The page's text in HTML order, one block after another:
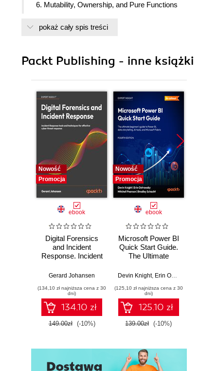
6. Mutability, Ownership, and Pure Functions
8. Implementing Concurrency
pokaż cały spis treści
Packt Publishing - inne książki
Nowość
Promocja
ebook
Digital Forensics
and Incident
Response. Incident
and techniques for
threat response -
Fourth Edition
Gerard Johansen
(134,10 zł najniższa cena z 30
dni)
134.10 zł
149.00zł (-10%)
Nowość
Promocja
ebook
Microsoft Power BI
Quick Start Guide.
The Ultimate
to Power BI, Data
Tools, and
Microsoft Fabric -
Fourth Edition
Devin Knight, Erin Ostrowsky
(125,10 zł najniższa cena z 30
dni)
125.10 zł
139.00zł (-10%)